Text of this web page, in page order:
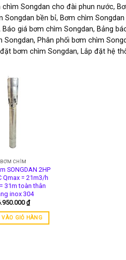
chìm Songdan cho đài phun nước,
Songdan bền bỉ, Bơm chìm
Báo giá bơm chìm Songdan, Bảng
Songdan, Phân phối bơm chìm
bơm chìm Songdan, Lắp đặt hệ
BƠM CHÌM
SONGDAN 2HP
Qmax = 21m3/h
31m toàn thân
inox 304
₫
VÀO GIỎ HÀNG